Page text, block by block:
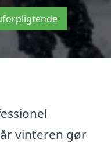
vinteren gør